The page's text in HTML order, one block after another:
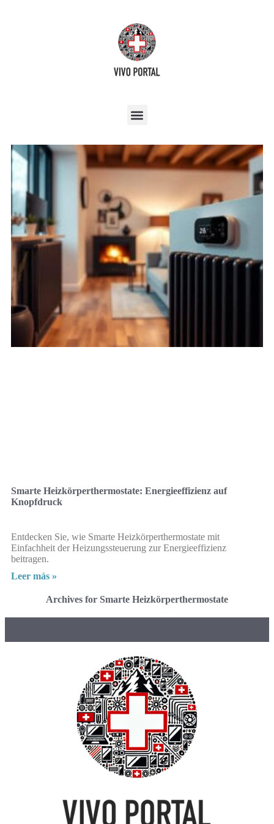
Smarte Heizkörperthermostate: Energieeffizienz auf
Knopfdruck
Entdecken Sie, wie Smarte Heizkörperthermostate mit
Einfachheit der Heizungssteuerung zur Energieeffizienz
beitragen.
Leer más »
Archives for Smarte Heizkörperthermostate